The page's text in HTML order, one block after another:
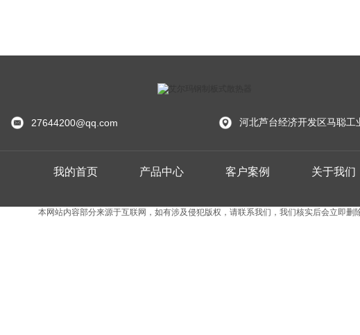
27644200@qq.com 河北芦台经济开发区马聪工
我的首页 产品中心 客户案例 关于我们
本网站内容部分来源于互联网，如有涉及侵犯版权，请联系我们，我们核实后会立即删除